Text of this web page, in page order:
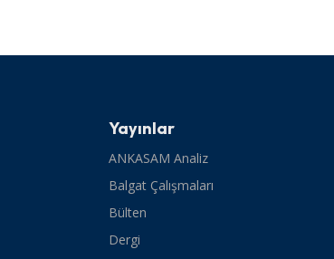
Yayınlar
ANKASAM Analiz
Balgat Çalışmaları
Bülten
Dergi